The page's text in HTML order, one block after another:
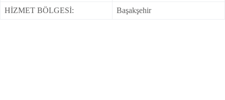
HİZMET BÖLGESİ: Başakşehir